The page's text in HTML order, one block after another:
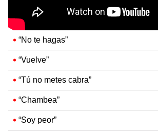
“No te hagas”
“Vuelve”
“Tú no metes cabra”
“Chambea”
“Soy peor”